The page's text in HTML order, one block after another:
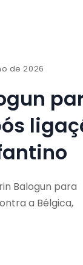
de 2026
Balogun para
a Bélgica,